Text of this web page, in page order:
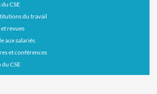
CSE
du travail
revues
aux salariés
et conférences
CSE